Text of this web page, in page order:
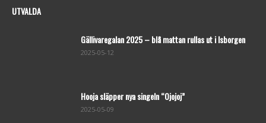
UTVALDA
Gällivaregalan 2025 – blå mattan rullas ut i Isborgen
2025-05-12
Hooja släpper nya singeln “Ojojoj”
2025-05-09